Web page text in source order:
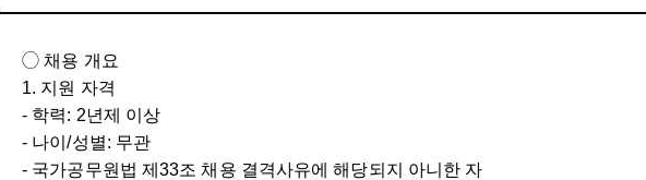
◯ 채용 개요
1. 지원 자격
- 학력: 2년제 이상
- 나이/성별: 무관
- 국가공무원법 제33조 채용 결격사유에 해당되지 아니한 자